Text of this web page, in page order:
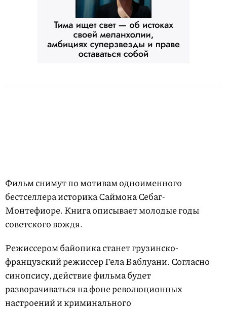
Фильм снимут по мотивам одноименного
бестселлера историка Саймона Себаг-
Монтефиоре. Книга описывает молодые годы
советского вождя.
Режиссером байопика станет грузинско-
французский режиссер Гела Баблуани. Согласно
синопсису, действие фильма будет
разворачиваться на фоне революционных
настроений и криминального